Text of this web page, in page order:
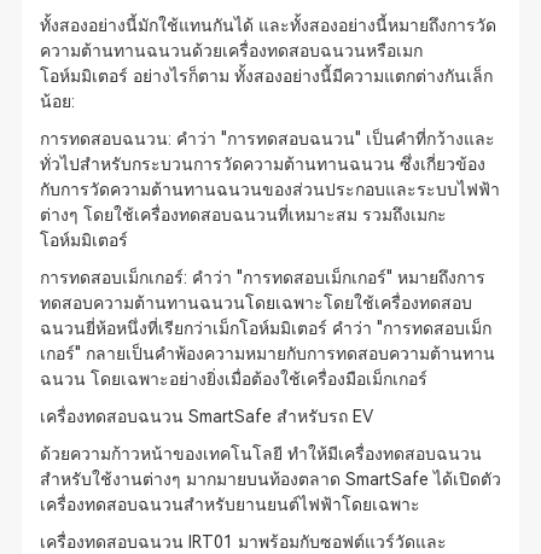
ทั้งสองอย่างนี้มักใช้แทนกันได้ และทั้งสองอย่างนี้หมายถึงการวัด
ความต้านทานฉนวนด้วยเครื่องทดสอบฉนวนหรือเมก
โอห์มมิเตอร์ อย่างไรก็ตาม ทั้งสองอย่างนี้มีความแตกต่างกันเล็ก
น้อย:
การทดสอบฉนวน: คำว่า "การทดสอบฉนวน" เป็นคำที่กว้างและ
ทั่วไปสำหรับกระบวนการวัดความต้านทานฉนวน ซึ่งเกี่ยวข้อง
กับการวัดความต้านทานฉนวนของส่วนประกอบและระบบไฟฟ้า
ต่างๆ โดยใช้เครื่องทดสอบฉนวนที่เหมาะสม รวมถึงเมกะ
โอห์มมิเตอร์
การทดสอบเม็กเกอร์: คำว่า "การทดสอบเม็กเกอร์" หมายถึงการ
ทดสอบความต้านทานฉนวนโดยเฉพาะโดยใช้เครื่องทดสอบ
ฉนวนยี่ห้อหนึ่งที่เรียกว่าเม็กโอห์มมิเตอร์ คำว่า "การทดสอบเม็ก
เกอร์" กลายเป็นคำพ้องความหมายกับการทดสอบความต้านทาน
ฉนวน โดยเฉพาะอย่างยิ่งเมื่อต้องใช้เครื่องมือเม็กเกอร์
เครื่องทดสอบฉนวน SmartSafe สำหรับรถ EV
ด้วยความก้าวหน้าของเทคโนโลยี ทำให้มีเครื่องทดสอบฉนวน
สำหรับใช้งานต่างๆ มากมายบนท้องตลาด SmartSafe ได้เปิดตัว
เครื่องทดสอบฉนวนสำหรับยานยนต์ไฟฟ้าโดยเฉพาะ
เครื่องทดสอบฉนวน IRT01 มาพร้อมกับซอฟต์แวร์วัดและ